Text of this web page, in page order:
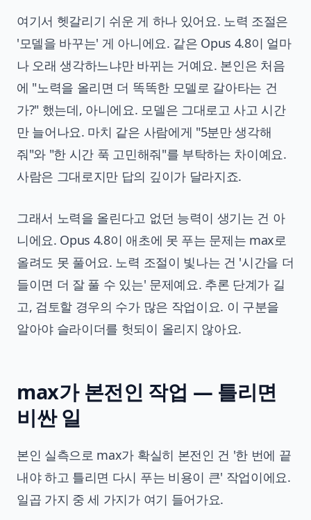
여기서 헷갈리기 쉬운 게 하나 있어요. 노력 조절은
'모델을 바꾸는' 게 아니에요. 같은 Opus 4.8이 얼마
나 오래 생각하느냐만 바뀌는 거예요. 본인은 처음
에 "노력을 올리면 더 똑똑한 모델로 갈아타는 건
가?" 했는데, 아니에요. 모델은 그대로고 사고 시간
만 늘어나요. 마치 같은 사람에게 "5분만 생각해
줘"와 "한 시간 푹 고민해줘"를 부탁하는 차이예요.
사람은 그대로지만 답의 깊이가 달라지죠.
그래서 노력을 올린다고 없던 능력이 생기는 건 아
니에요. Opus 4.8이 애초에 못 푸는 문제는 max로
올려도 못 풀어요. 노력 조절이 빛나는 건 '시간을 더
들이면 더 잘 풀 수 있는' 문제예요. 추론 단계가 길
고, 검토할 경우의 수가 많은 작업이요. 이 구분을
알아야 슬라이더를 헛되이 올리지 않아요.
max가 본전인 작업 — 틀리면
비싼 일
본인 실측으로 max가 확실히 본전인 건 '한 번에 끝
내야 하고 틀리면 다시 푸는 비용이 큰' 작업이에요.
일곱 가지 중 세 가지가 여기 들어가요.